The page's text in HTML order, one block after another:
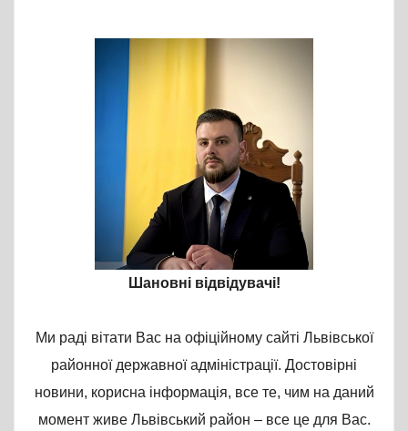
Шановні відвідувачі!
Ми раді вітати Вас на офіційному сайті Львівської
районної державної адміністрації. Достовірні
новини, корисна інформація, все те, чим на даний
момент живе Львівський район – все це для Вас.